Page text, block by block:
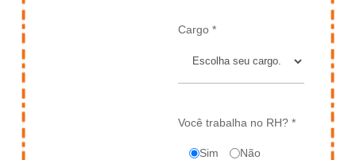
Cargo *
Você trabalha no RH? *
Sim Não